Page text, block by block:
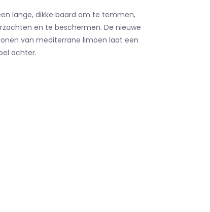
lange, dikke baard om te temmen,
en te beschermen. De nieuwe
tonen van mediterrane limoen laat een
achter.